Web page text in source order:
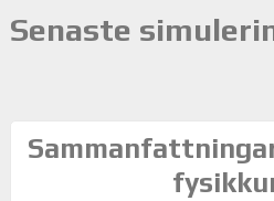
Senaste